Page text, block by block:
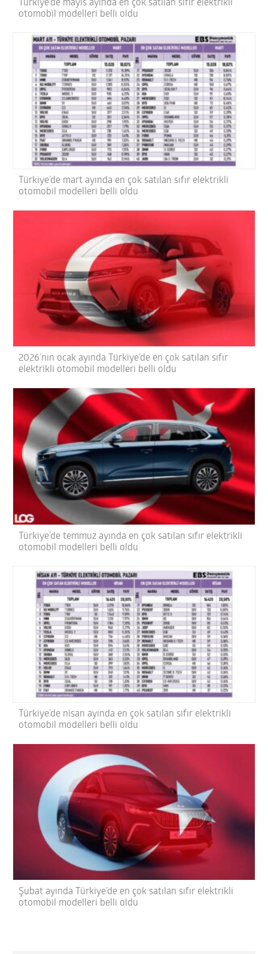
Türkiye’de mayıs ayında en çok satılan sıfır elektrikli
otomobil modelleri belli oldu
Türkiye’de mart ayında en çok satılan sıfır elektrikli
otomobil modelleri belli oldu
2026’nın ocak ayında Türkiye’de en çok satılan sıfır
elektrikli otomobil modelleri belli oldu
Türkiye’de temmuz ayında en çok satılan sıfır elektrikli
otomobil modelleri belli oldu
Türkiye’de nisan ayında en çok satılan sıfır elektrikli
otomobil modelleri belli oldu
Şubat ayında Türkiye’de en çok satılan sıfır elektrikli
otomobil modelleri belli oldu